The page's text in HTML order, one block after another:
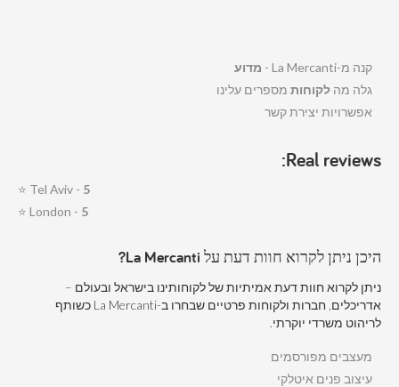
קנה מ-La Mercanti -
מדוע
גלה מה לקוחות מספרים עלינו
אפשרויות יצירת קשר
Real reviews:
Tel Aviv - 5
⭐
London - 5
⭐
היכן ניתן לקרוא חוות דעת על La Mercanti?
ניתן לקרוא חוות דעת אמיתיות של לקוחותינו בישראל ובעולם –
אדריכלים, חברות ולקוחות פרטיים שבחרו ב-La Mercanti כשותף
לריהוט משרדי יוקרתי.
מעצבים מפורסמים
עיצוב פנים איטלקי